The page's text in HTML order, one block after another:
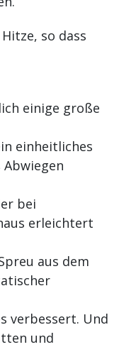
so dass
einige große
einheitliches
bei
erleichtert
aus dem
verbessert. Und
und